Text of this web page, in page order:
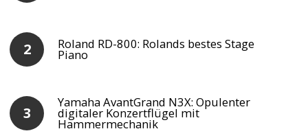
Roland RD-800: Rolands bestes Stage
Piano
Yamaha AvantGrand N3X: Opulenter
digitaler Konzertflügel mit
Hammermechanik